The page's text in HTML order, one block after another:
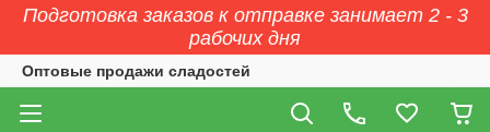
Подготовка заказов к отправке занимает 2 - 3
рабочих дня
Оптовые продажи сладостей